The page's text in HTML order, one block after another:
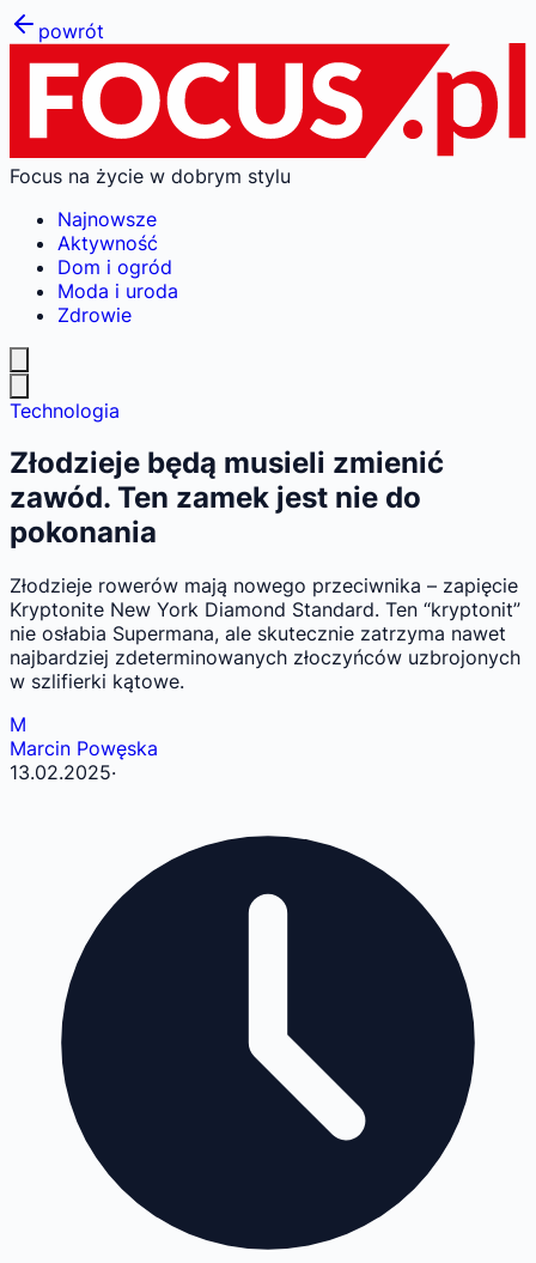
powrót
Focus na życie w dobrym stylu
Najnowsze
Aktywność
Dom i ogród
Moda i uroda
Zdrowie
Technologia
Złodzieje będą musieli zmienić
zawód. Ten zamek jest nie do
pokonania
Złodzieje rowerów mają nowego przeciwnika – zapięcie
Kryptonite New York Diamond Standard. Ten “kryptonit”
nie osłabia Supermana, ale skutecznie zatrzyma nawet
najbardziej zdeterminowanych złoczyńców uzbrojonych
w szlifierki kątowe.
M
Marcin Powęska
13.02.2025·